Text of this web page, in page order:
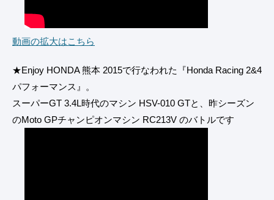
動画の拡大はこちら
★Enjoy HONDA 熊本 2015で行なわれた『Honda Racing 2&4
パフォーマンス』。
スーパーGT 3.4L時代のマシン HSV-010 GTと、昨シーズン
のMoto GPチャンピオンマシン RC213V のバトルです